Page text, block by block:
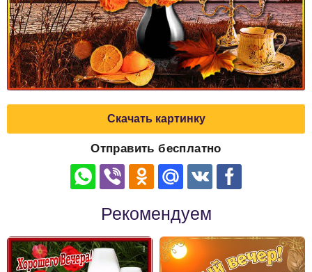
Скачать картинку
Отправить бесплатно
Рекомендуем